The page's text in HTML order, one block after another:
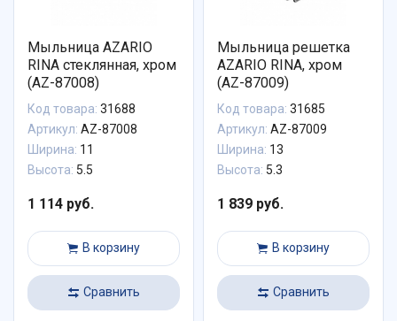
Мыльница AZARIO
RINA стеклянная, хром
(AZ-87008)
Код товара: 31688
Артикул: AZ-87008
Ширина: 11
Высота: 5.5
1 114 руб.
В корзину
Сравнить
Мыльница решетка
AZARIO RINA, хром
(AZ-87009)
Код товара: 31685
Артикул: AZ-87009
Ширина: 13
Высота: 5.3
1 839 руб.
В корзину
Сравнить